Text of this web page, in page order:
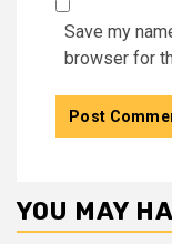
Save my
browser for
YOU MAY